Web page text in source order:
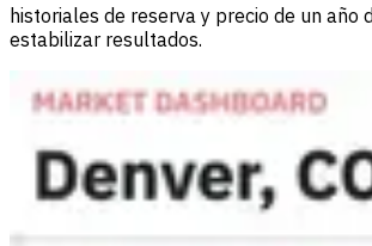
historiales de reserva y precio de un año
estabilizar resultados.